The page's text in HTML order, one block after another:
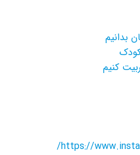
بدانیم
کنیم
https://